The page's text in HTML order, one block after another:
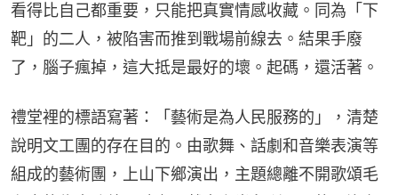
看得比自己都重要，只能把真實情感收藏。同為「下
靶」的二人，被陷害而推到戰場前線去。結果手廢
了，腦子瘋掉，這大抵是最好的壞。起碼，還活著。
禮堂裡的標語寫著：「藝術是為人民服務的」，清楚
說明文工團的存在目的。由歌舞、話劇和音樂表演等
組成的藝術團，上山下鄉演出，主題總離不開歌頌毛